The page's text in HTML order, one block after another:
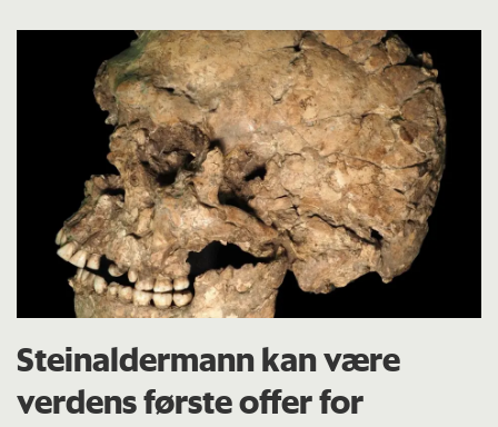
Steinaldermann kan være
verdens første offer for